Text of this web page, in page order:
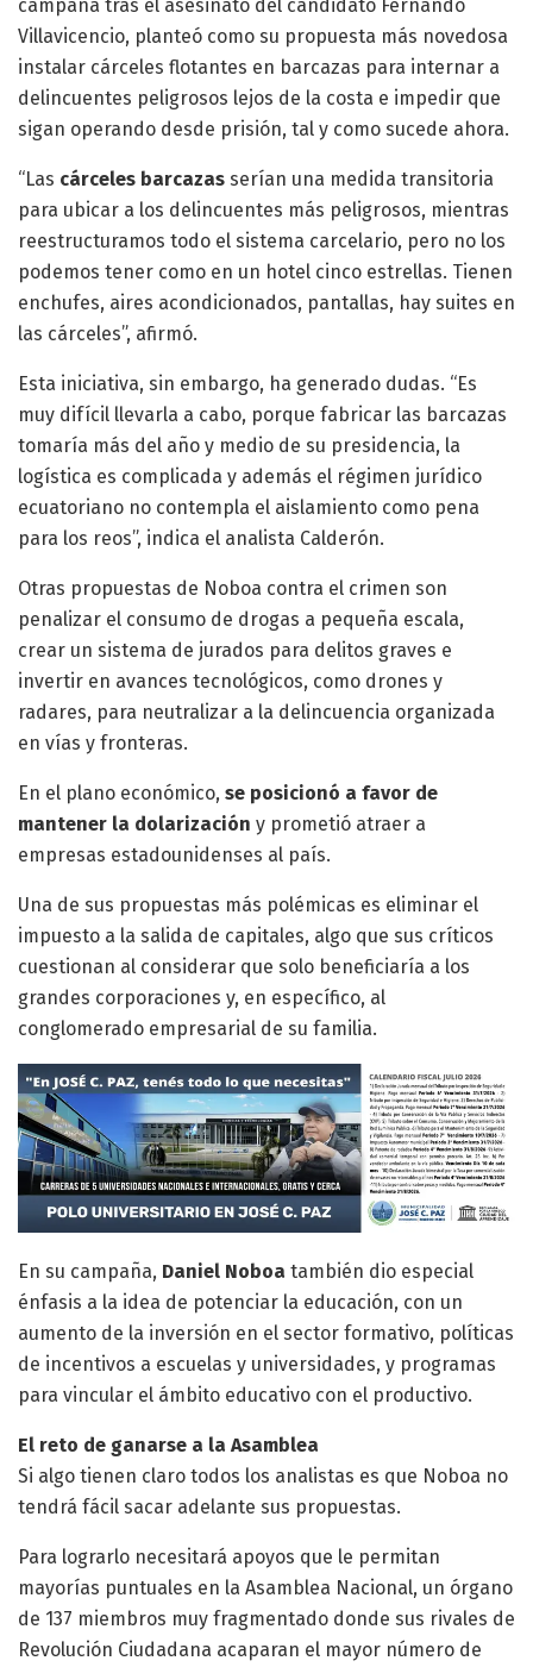
campaña tras el asesinato del candidato Fernando
Villavicencio, planteó como su propuesta más novedosa
instalar cárceles flotantes en barcazas para internar a
delincuentes peligrosos lejos de la costa e impedir que
sigan operando desde prisión, tal y como sucede ahora.
“Las cárceles barcazas serían una medida transitoria
para ubicar a los delincuentes más peligrosos, mientras
reestructuramos todo el sistema carcelario, pero no los
podemos tener como en un hotel cinco estrellas. Tienen
enchufes, aires acondicionados, pantallas, hay suites en
las cárceles”, afirmó.
Esta iniciativa, sin embargo, ha generado dudas. “Es
muy difícil llevarla a cabo, porque fabricar las barcazas
tomaría más del año y medio de su presidencia, la
logística es complicada y además el régimen jurídico
ecuatoriano no contempla el aislamiento como pena
para los reos”, indica el analista Calderón.
Otras propuestas de Noboa contra el crimen son
penalizar el consumo de drogas a pequeña escala,
crear un sistema de jurados para delitos graves e
invertir en avances tecnológicos, como drones y
radares, para neutralizar a la delincuencia organizada
en vías y fronteras.
En el plano económico, se posicionó a favor de
mantener la dolarización y prometió atraer a
empresas estadounidenses al país.
Una de sus propuestas más polémicas es eliminar el
impuesto a la salida de capitales, algo que sus críticos
cuestionan al considerar que solo beneficiaría a los
grandes corporaciones y, en específico, al
conglomerado empresarial de su familia.
En su campaña, Daniel Noboa también dio especial
énfasis a la idea de potenciar la educación, con un
aumento de la inversión en el sector formativo, políticas
de incentivos a escuelas y universidades, y programas
para vincular el ámbito educativo con el productivo.
El reto de ganarse a la Asamblea
Si algo tienen claro todos los analistas es que Noboa no
tendrá fácil sacar adelante sus propuestas.
Para lograrlo necesitará apoyos que le permitan
mayorías puntuales en la Asamblea Nacional, un órgano
de 137 miembros muy fragmentado donde sus rivales de
Revolución Ciudadana acaparan el mayor número de